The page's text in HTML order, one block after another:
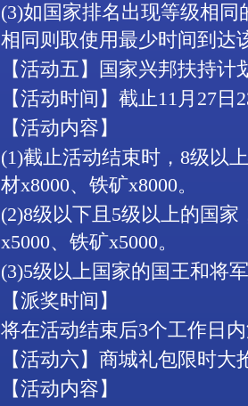
(3)如国家排名出现等级相同
相同则取使用最少时间到达
【活动五】国家兴邦扶持计
【活动时间】截止11 月 27日
【活动内容】
(1)截止活动结束时， 8级以
材x8000、铁矿x8000。
(2)8级以下且 5级以上的国家
x5000、铁矿x5000。
(3)5级以上国家的国王和将
【派奖时间】
将在活动结束后3个工作日
【活动六】商城礼包限时大
【活动内容】